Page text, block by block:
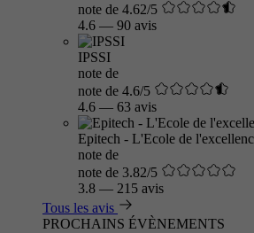
note de 4.62/5
4.6 — 90 avis
IPSSI
note de
note de 4.6/5
4.6 — 63 avis
Epitech - L'Ecole de
note de
note de 3.82/5
3.8 — 215 avis
Tous les avis
PROCHAINS ÉVÈNEMENTS